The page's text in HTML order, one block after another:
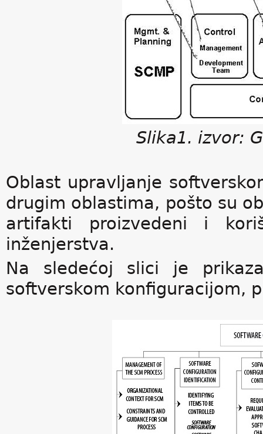
Slika1. izvor:
Oblast upravljanje
drugim oblastima, pošto su
artifakti proizvedeni i
inženjerstva.
Na sledećoj slici je
softverskom konfiguracijom,